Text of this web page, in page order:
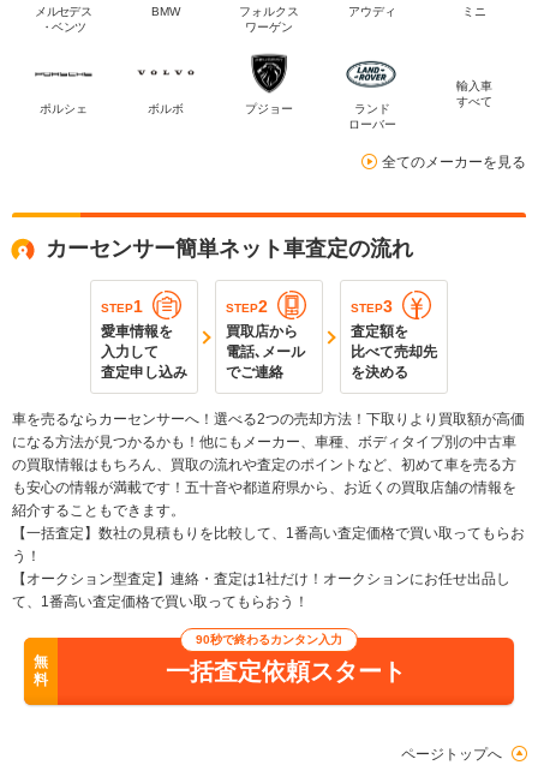
メルセデス
・ベンツ
BMW
フォルクス
ワーゲン
アウディ ミニ
ポルシェ ボルボ プジョー
ランド
ローバー
輸入車
すべて
全てのメーカーを見る
カーセンサー簡単ネット車査定の流れ
STEP1
愛車情報を
入力して
査定申し込み
STEP2
買取店から
電話､メール
でご連絡
STEP3
査定額を
比べて売却先
を決める
車を売るならカーセンサーへ！選べる2つの売却方法！下取りより買取額が高価
になる方法が見つかるかも！他にもメーカー、車種、ボディタイプ別の中古車
の買取情報はもちろん、買取の流れや査定のポイントなど、初めて車を売る方
も安心の情報が満載です！五十音や都道府県から、お近くの買取店舗の情報を
紹介することもできます。
【一括査定】数社の見積もりを比較して、1番高い査定価格で買い取ってもらお
う！
【オークション型査定】連絡・査定は1社だけ！オークションにお任せ出品し
て、1番高い査定価格で買い取ってもらおう！
無
料
90秒で終わるカンタン入力
一括査定依頼スタート
ページトップへ